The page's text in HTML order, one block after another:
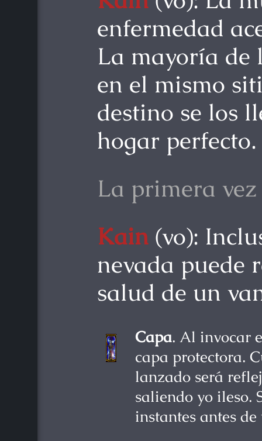
enfermedad
La mayoría de
en el mismo
destino se los
hogar perfecto.
La primera
Kain (vo):
nevada puede
salud de un
Capa. Al invocar
capa protectora.
lanzado será
saliendo yo ileso.
instantes antes